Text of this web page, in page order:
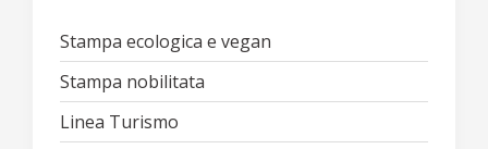
Stampa ecologica e vegan
Stampa nobilitata
Linea Turismo